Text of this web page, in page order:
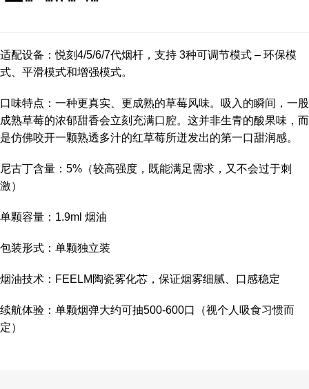
适配设备：悦刻4/5/6/7代烟杆，支持 3种可调节模式 – 环保模
式、平滑模式和增强模式。
口味特点：一种更真实、更成熟的草莓风味。吸入的瞬间，一股
成熟草莓的浓郁甜香会立刻充满口腔。这并非生青的酸果味，而
是仿佛咬开一颗熟透多汁的红草莓所迸发出的第一口甜润感。
尼古丁含量：5%（较高强度，既能满足需求，又不会过于刺
激）
单颗容量：1.9ml 烟油
包装形式：单颗独立装
烟油技术：FEELM陶瓷雾化芯，保证烟雾细腻、口感稳定
续航体验：单颗烟弹大约可抽500-600口（视个人吸食习惯而
定）